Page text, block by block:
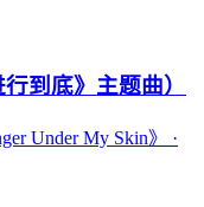
到底》主题曲）
Under My Skin》
·